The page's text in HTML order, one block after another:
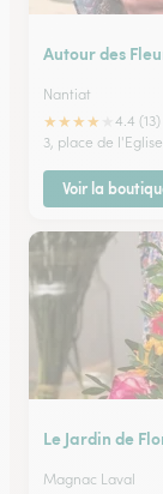
Autour des
Nantiat
★★★★
4.4 (13)
3, place de l'Eglise
Voir la
Le Jardin de
Magnac Laval